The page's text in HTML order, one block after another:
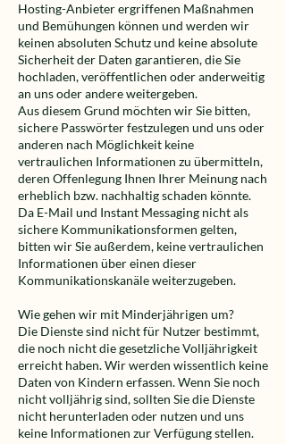
Hosting-Anbieter ergriffenen Maßnahmen
und Bemühungen können und werden wir
keinen absoluten Schutz und keine absolute
Sicherheit der Daten garantieren, die Sie
hochladen, veröffentlichen oder anderweitig
an uns oder andere weitergeben.
Aus diesem Grund möchten wir Sie bitten,
sichere Passwörter festzulegen und uns oder
anderen nach Möglichkeit keine
vertraulichen Informationen zu übermitteln,
deren Offenlegung Ihnen Ihrer Meinung nach
erheblich bzw. nachhaltig schaden könnte.
Da E-Mail und Instant Messaging nicht als
sichere Kommunikationsformen gelten,
bitten wir Sie außerdem, keine vertraulichen
Informationen über einen dieser
Kommunikationskanäle weiterzugeben.
Wie gehen wir mit Minderjährigen um?
Die Dienste sind nicht für Nutzer bestimmt,
die noch nicht die gesetzliche Volljährigkeit
erreicht haben. Wir werden wissentlich keine
Daten von Kindern erfassen. Wenn Sie noch
nicht volljährig sind, sollten Sie die Dienste
nicht herunterladen oder nutzen und uns
keine Informationen zur Verfügung stellen.